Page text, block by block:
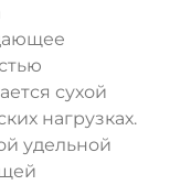
сухой
нагрузках.
удельной